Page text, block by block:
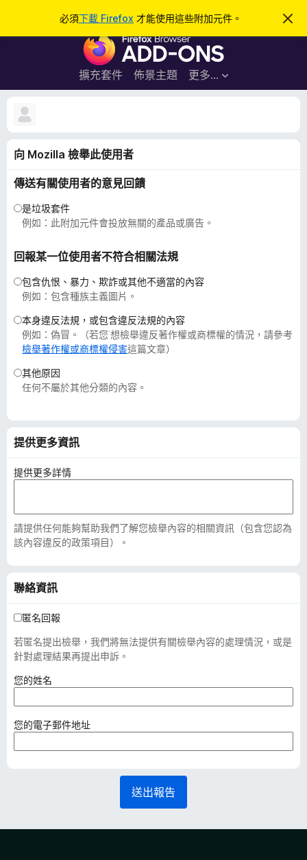
必須下載 Firefox 才能使用這些附加元件。
忽
此
F
r
e
加
件
擴充套件 佈景主題 更多…
登入
向 Mozilla 檢舉此使用者
傳送有關使用者的意見回饋
是垃圾套件
例如：此附加元件會投放無關的產品或廣告。
回報某一位使用者不符合相關法規
包含仇恨、暴力、欺詐或其他不適當的內容
例如：包含種族主義圖片。
本身違反法規，或包含違反法規的內容
例如：偽冒。（若您˙想檢舉違反著作權或商標權的情況，請參考
檢舉著作權或商標權侵害這篇文章）
其他原因
任何不屬於其他分類的內容。
提供更多資訊
提供更多詳情
請提供任何能夠幫助我們了解您檢舉內容的相關資訊（包含您認為
該內容違反的政策項目）。
聯絡資訊
匿名回報
若匿名提出檢舉，我們將無法提供有關檢舉內容的處理情況，或是
針對處理結果再提出申訴。
您的姓名
填
）
您的電子郵件地址（
填
送出報告